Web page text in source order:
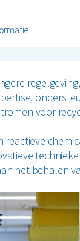
voor
het behalen